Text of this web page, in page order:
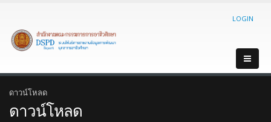
LOGIN
ดาวน์โหลด
ดาวน์โหลด